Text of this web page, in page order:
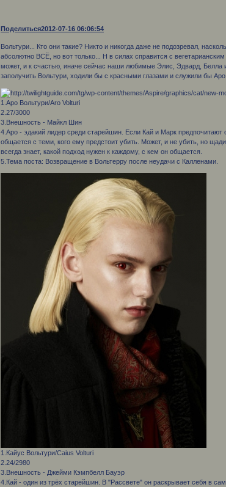
Поделиться2012-07-16 06:06:54
Вольтури... Кто они такие? Никто и никогда даже не подозревал,
абсолютно ВСЁ, но вот только... Н в силах справится с
может, и к счастью, иначе сейчас наши любимые Элис, Эдвард, Белла
заполучить Вольтури, ходили бы с красными глазами и служили бы Аро.
1.Аро Вольтури/Aro Volturi
2.27/3000
3.Внешность - Майкл Шин
4.Аро - эдакий лидер среди старейшин. Если Кай и Марк предпочитают
общается с теми, кого ему предстоит убить. Может, и не убить, но
всегда знает, какой подход нужен к каждому, с кем он общается.
5.Тема поста: Возвращение в Вольтерру после неудачи с Калленами.
1.Кайус Вольтури/Caius Volturi
2.24/2980
3.Внешность - Джейми Кэмпбелл Бауэр
4.Кай - один из трёх старейшин. В "Рассвете" он раскрывает себя в